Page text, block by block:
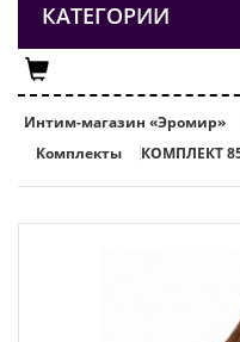
КАТЕГОРИИ
Интим-магазин «Эромир»
Комплекты
КОМПЛЕКТ